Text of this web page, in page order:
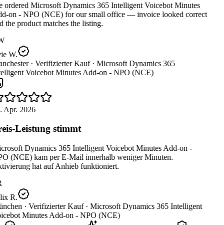
ordered Microsoft Dynamics 365 Intelligent Voicebot Minutes
on - NPO (NCE) for our small office — invoice looked correct
the product matches the listing.
W.
· Verifizierter Kauf · Microsoft Dynamics 365
Voicebot Minutes Add-on - NPO (NCE)
Apr. 2026
Leistung stimmt
Dynamics 365 Intelligent Voicebot Minutes Add-on -
(NCE) kam per E-Mail innerhalb weniger Minuten.
hat auf Anhieb funktioniert.
R.
· Verifizierter Kauf · Microsoft Dynamics 365 Intelligent
Minutes Add-on - NPO (NCE)